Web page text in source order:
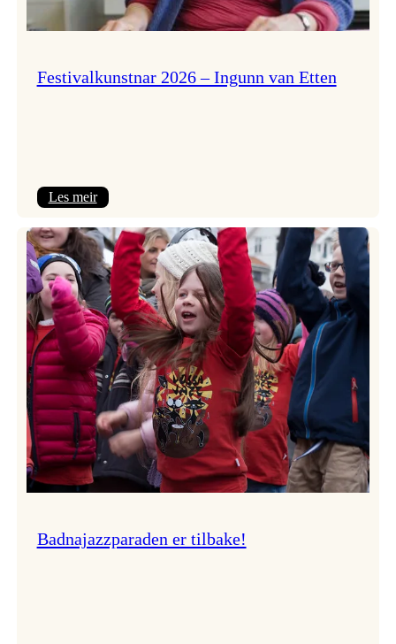
Festivalkunstnar 2026 – Ingunn van Etten
Les meir:
2026
–
Ingunn van Etten
Badnajazzparaden er tilbake!